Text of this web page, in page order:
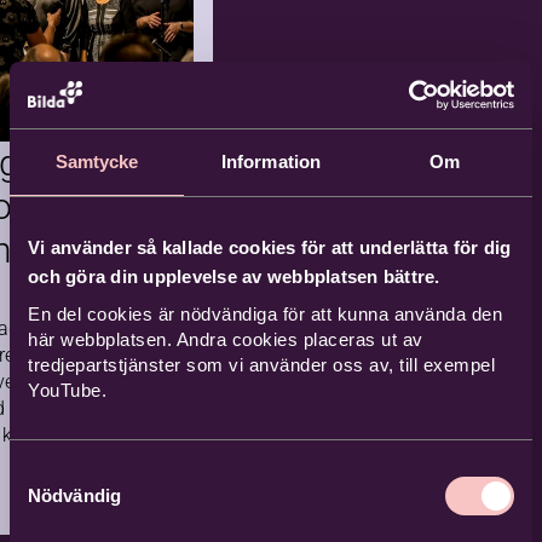
Samtycke Information Om
Vi använder så kallade cookies för att underlätta för dig
och göra din upplevelse av webbplatsen bättre.
En del cookies är nödvändiga för att kunna använda den
här webbplatsen. Andra cookies placeras ut av
tredjepartstjänster som vi använder oss av, till exempel
YouTube.
Nödvändig
20-
okt –
till en rolig och
akvarellkurs
på Hjälmargården
som gått någon
eller målat en del
Undervisningen på
anpassas efter gruppens
Hjälmargården, Vingåker
2026-10-20 Kommande
1 tillfällen
en
med sina
har samarbete
lagt grunden
föreningar